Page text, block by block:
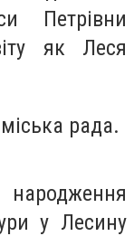
Петрівни
як Леся
у Лесину